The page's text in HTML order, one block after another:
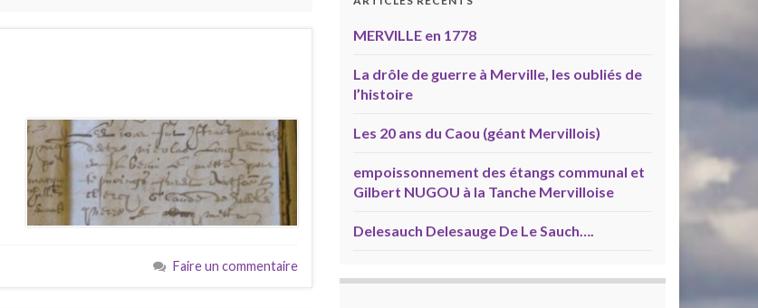
Faire un commentaire
MERVILLE en 1778
La drôle de guerre à Merville, les oubliés de
l’histoire
Les 20 ans du Caou (géant Mervillois)
empoissonnement des étangs communal et
Gilbert NUGOU à la Tanche Mervilloise
Delesauch Delesauge De Le Sauch….